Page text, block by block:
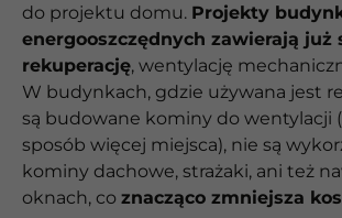
do projektu domu. Projekty
energooszczędnych zawierają już
rekuperację, wentylację
W budynkach, gdzie używana jest
są budowane kominy do wentylacji
sposób więcej miejsca), nie są
kominy dachowe, strażaki, ani też
oknach, co znacząco zmniejsza